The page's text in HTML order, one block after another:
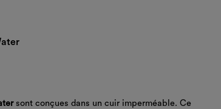
sont conçues dans un cuir imperméable. Ce